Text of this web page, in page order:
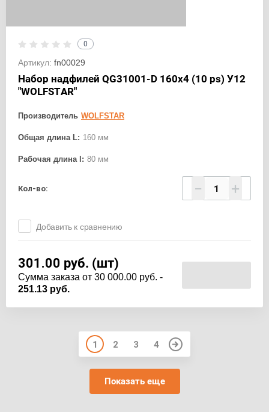
0
Артикул: fn00029
Набор надфилей QG31001-D 160х4 (10 ps) У12
"WOLFSTAR"
Производитель WOLFSTAR
Общая длина L: 160 мм
Рабочая длина l: 80 мм
Кол-во: − +
Добавить к сравнению
301.00 руб. (шт)
Cумма заказа от 30 000.00 руб. -
251.13 руб.
Показать еще
1 2 3 4